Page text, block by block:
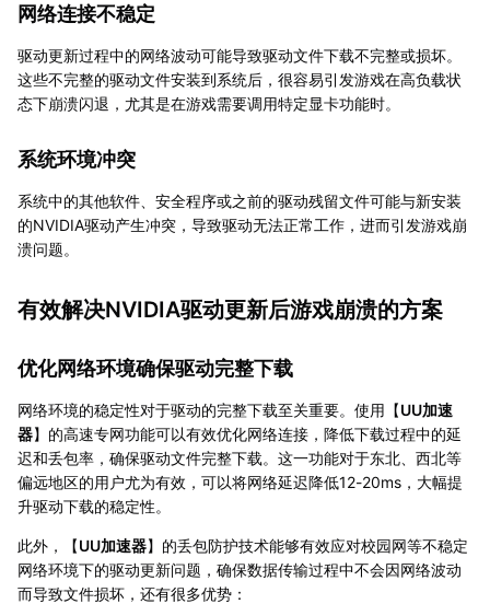
网络连接不稳定
驱动更新过程中的网络波动可能导致驱动文件下载不完整或损坏。
这些不完整的驱动文件安装到系统后，很容易引发游戏在高负载状
态下崩溃闪退，尤其是在游戏需要调用特定显卡功能时。
系统环境冲突
系统中的其他软件、安全程序或之前的驱动残留文件可能与新安装
的NVIDIA驱动产生冲突，导致驱动无法正常工作，进而引发游戏崩
溃问题。
有效解决NVIDIA驱动更新后游戏崩溃的方案
优化网络环境确保驱动完整下载
网络环境的稳定性对于驱动的完整下载至关重要。使用【UU加速
器】的高速专网功能可以有效优化网络连接，降低下载过程中的延
迟和丢包率，确保驱动文件完整下载。这一功能对于东北、西北等
偏远地区的用户尤为有效，可以将网络延迟降低12-20ms，大幅提
升驱动下载的稳定性。
此外，【UU加速器】的丢包防护技术能够有效应对校园网等不稳定
网络环境下的驱动更新问题，确保数据传输过程中不会因网络波动
而导致文件损坏，还有很多优势：